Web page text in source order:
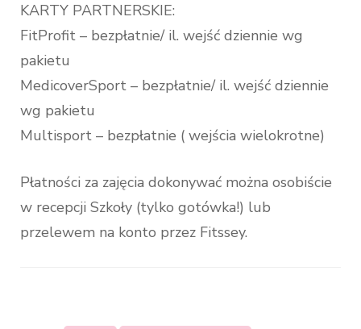
KARTY PARTNERSKIE:
FitProfit – bezpłatnie/ il. wejść dziennie wg
pakietu
MedicoverSport – bezpłatnie/ il. wejść dziennie
wg pakietu
Multisport – bezpłatnie ( wejścia wielokrotne)
Płatności za zajęcia dokonywać można osobiście
w recepcji Szkoły (tylko gotówka!) lub
przelewem na konto przez Fitssey.